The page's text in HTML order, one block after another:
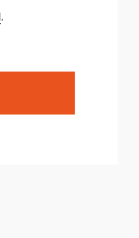
.